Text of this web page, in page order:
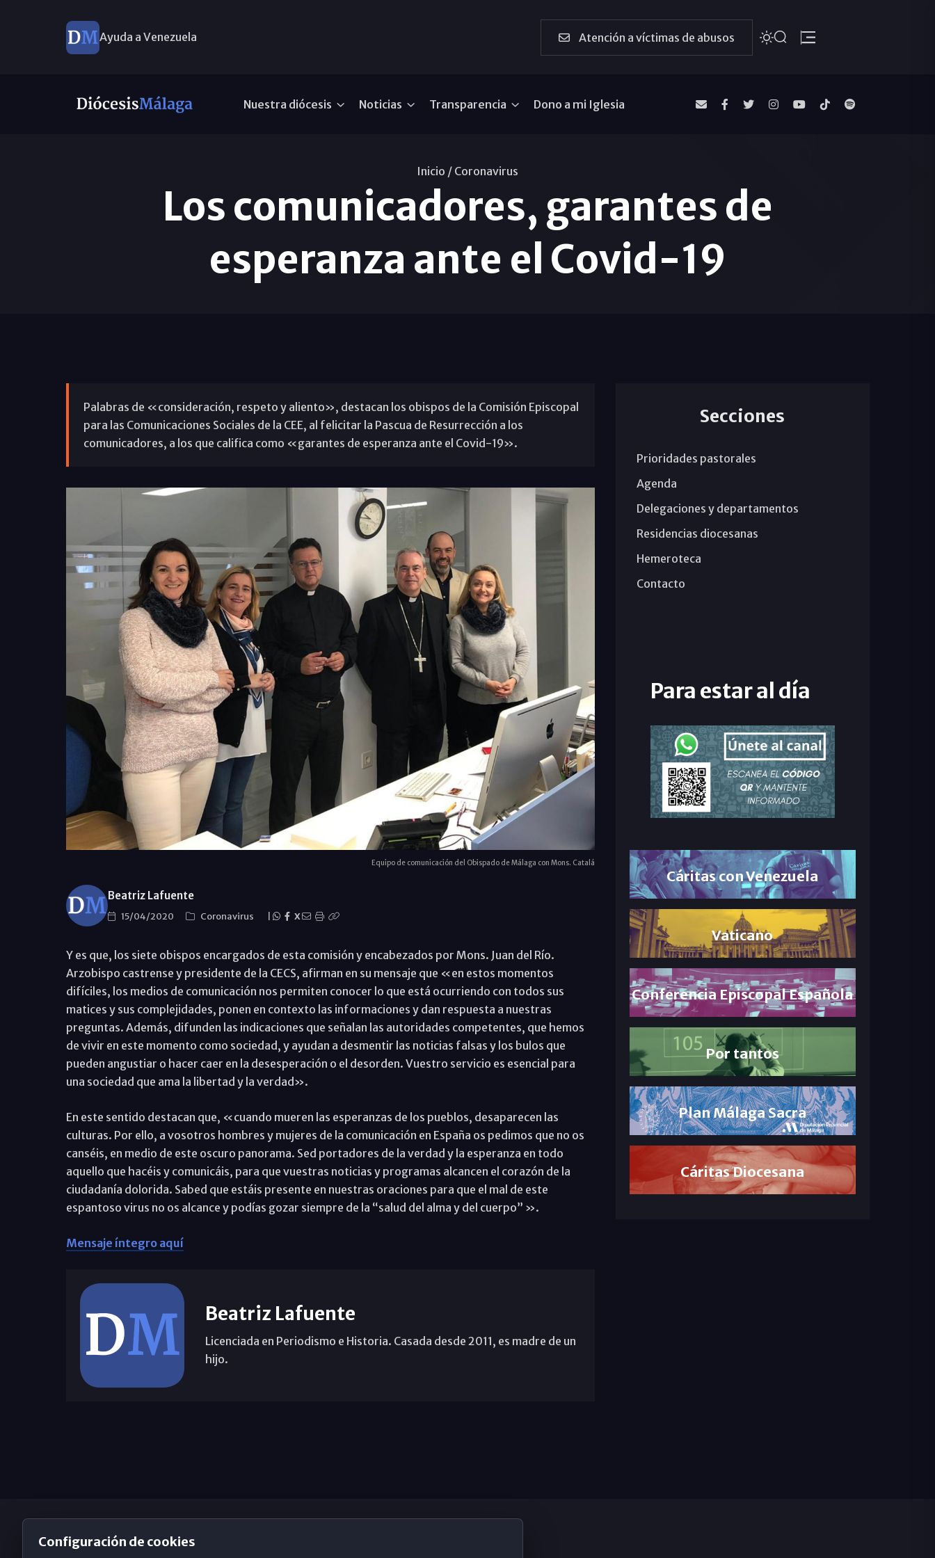
Ayuda a Venezuela Atención a víctimas de abusos
Nuestra diócesis Noticias Transparencia Dono a mi Iglesia
Inicio / Coronavirus
Los comunicadores, garantes de
esperanza ante el Covid-19
Palabras de «consideración, respeto y aliento», destacan los obispos de la Comisión Episcopal
para las Comunicaciones Sociales de la CEE, al felicitar la Pascua de Resurrección a los
comunicadores, a los que califica como «garantes de esperanza ante el Covid-19».
Equipo de comunicación del Obispado de Málaga con Mons. Catalá
Beatriz Lafuente
15/04/2020 Coronavirus X
Y es que, los siete obispos encargados de esta comisión y encabezados por Mons. Juan del Río.
Arzobispo castrense y presidente de la CECS, afirman en su mensaje que «en estos momentos
difíciles, los medios de comunicación nos permiten conocer lo que está ocurriendo con todos sus
matices y sus complejidades, ponen en contexto las informaciones y dan respuesta a nuestras
preguntas. Además, difunden las indicaciones que señalan las autoridades competentes, que hemos
de vivir en este momento como sociedad, y ayudan a desmentir las noticias falsas y los bulos que
pueden angustiar o hacer caer en la desesperación o el desorden. Vuestro servicio es esencial para
una sociedad que ama la libertad y la verdad».
En este sentido destacan que, «cuando mueren las esperanzas de los pueblos, desaparecen las
culturas. Por ello, a vosotros hombres y mujeres de la comunicación en España os pedimos que no os
canséis, en medio de este oscuro panorama. Sed portadores de la verdad y la esperanza en todo
aquello que hacéis y comunicáis, para que vuestras noticias y programas alcancen el corazón de la
ciudadanía dolorida. Sabed que estáis presente en nuestras oraciones para que el mal de este
espantoso virus no os alcance y podías gozar siempre de la “salud del alma y del cuerpo” ».
Mensaje íntegro aquí
Beatriz Lafuente
Licenciada en Periodismo e Historia. Casada desde 2011, es madre de un
hijo.
Secciones
Prioridades pastorales
Agenda
Delegaciones y departamentos
Residencias diocesanas
Hemeroteca
Contacto
Para estar al día
Cáritas con Venezuela
Vaticano
Conferencia Episcopal Española
Por tantos
Plan Málaga Sacra
Cáritas Diocesana
Configuración de cookies